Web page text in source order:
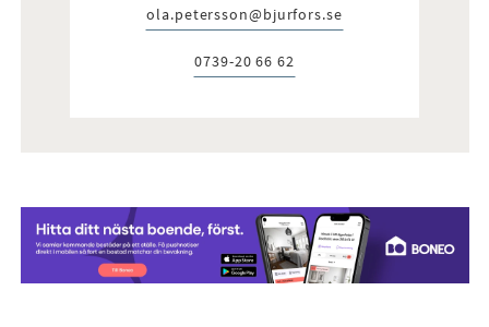
E-post:
ola.petersson@bjurfors.se
Telefon:
0739-20 66 62